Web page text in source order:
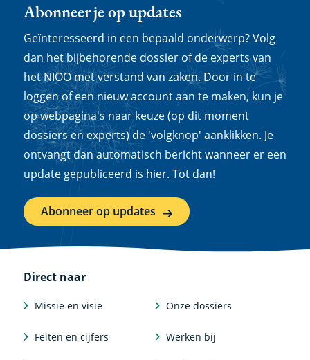
Abonneer je op updates
Geïnteresseerd in een bepaald onderwerp? Volg
dan het bijbehorende dossier of de experts van
het NIOO met verstand van zaken. Door in te
loggen of een nieuw account aan te maken, kun je
op webpagina's naar keuze (op dit moment
dossiers en experts) de 'volgknop' aanklikken. Je
ontvangt dan automatisch bericht wanneer er een
update gepubliceerd is hier. Tot dan!
Abonneer op updates
Direct naar
Missie en visie Onze dossiers
Feiten en cijfers Werken bij